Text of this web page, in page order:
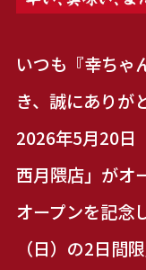
いつも『幸ちゃ
き、誠にありが
2026年5月20日
西月隈店」がオ
オープンを記念
（日）の2日間